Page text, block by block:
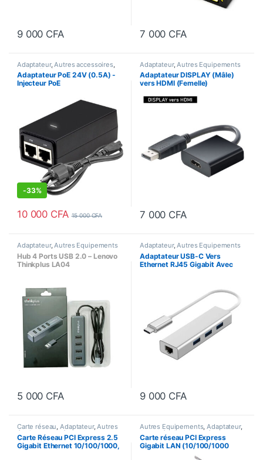
9 000 CFA 7 000 CFA
Adaptateur, Autres accessoires,
Autres Equipements
Adaptateur PoE 24V (0.5A) -
Injecteur PoE
-33%
10 000 CFA 15 000CFA
Adaptateur, Autres Equipements
Adaptateur DISPLAY (Mâle)
vers HDMI (Femelle)
7 000 CFA
Adaptateur,Autres Equipements
Hub 4 Ports USB 2.0 – Lenovo
Thinkplus LA04
5 000 CFA
Adaptateur,Autres Equipements
Adaptateur USB-C Vers
Ethernet RJ45 Gigabit Avec
9 000 CFA
Carte réseau,Adaptateur,Autres
équipements réseau,
Equipements réseau
Carte Réseau PCI Express 2.5
Gigabit Ethernet 10/100/1000,
Autres Equipements,Adaptateur,
Autres équipements réseau
Carte réseau,Equipements
réseau,Réseau Informatique
Carte réseau PCI Express
Gigabit LAN (10/100/1000